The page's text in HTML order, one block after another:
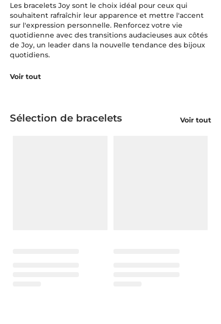
Les bracelets Joy sont le choix idéal pour ceux qui
souhaitent rafraîchir leur apparence et mettre l'accent
sur l'expression personnelle. Renforcez votre vie
quotidienne avec des transitions audacieuses aux côtés
de Joy, un leader dans la nouvelle tendance des bijoux
quotidiens.
Voir tout
Sélection de bracelets Voir tout